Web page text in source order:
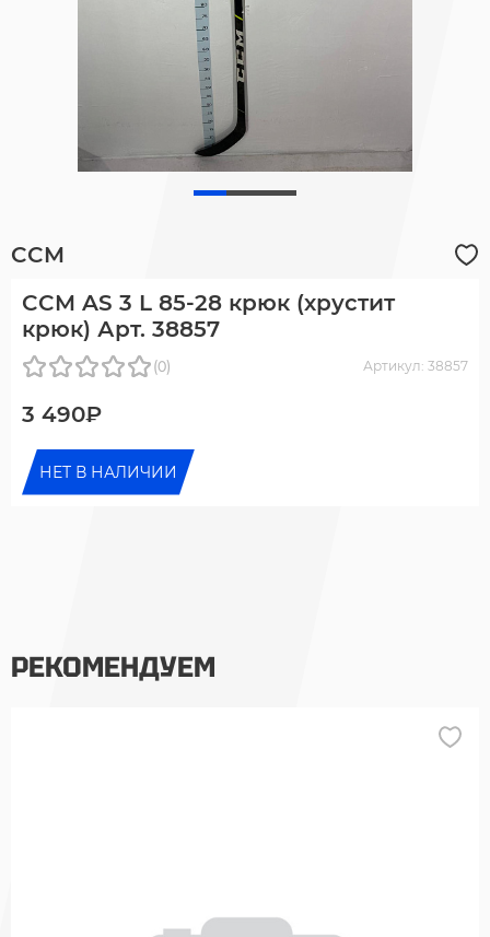
CCM
CCM AS 3 L 85-28 крюк (хрустит
крюк) Арт. 38857
(0) Артикул: 38857
3 490₽
НЕТ В НАЛИЧИИ
РЕКОМЕНДУЕМ